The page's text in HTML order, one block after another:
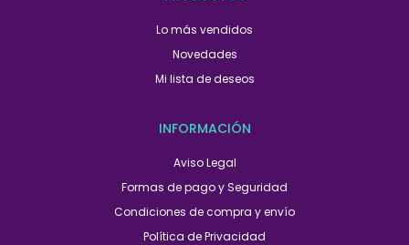
Lo más vendidos
Novedades
Mi lista de deseos
INFORMACIÓN
Aviso Legal
Formas de pago y Seguridad
Condiciones de compra y envío
Política de Privacidad